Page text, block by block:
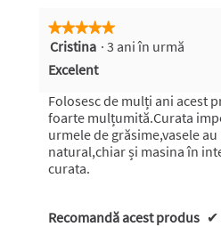
★★★★★
★★★★★
5
5
stele.
Cristina · 3 ani în urmă
Excelent
Folosesc de mulți ani acest
foarte mulțumită.Curata
urmele de grăsime,vasele
natural,chiar și masina în
curata.
Recomandă acest produs ✔